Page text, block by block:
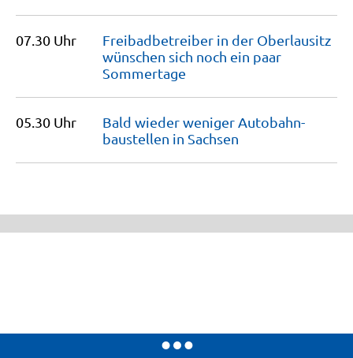
07.30 Uhr
Freibadbetreiber in der Oberlausitz
wünschen sich noch ein paar
Sommertage
05.30 Uhr
Bald wieder weniger Autobahn­
baustellen in Sachsen